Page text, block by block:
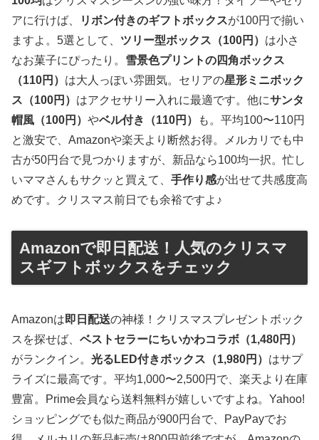
アに行けば、
リボン付きのギフトボックスが100円で揃い
ますよ。5選として、 ツリー型ボックス（100円） は小さ
なお菓子にぴったり。 雪景色プリントの四角ボックス
（110円） は大人っぽい雰囲気。セリアの星形ミニボック
ス（100円） はアクセサリー入れに最適です。他にサンタ
帽風（100円） やベル付き（110円）
も。平均100〜110円
と激安で、Amazonや楽天より断然お得。メルカリでも中
古が50円台で見つかりますが、新品なら100均一択。忙し
いママさんもサクッと買えて、 手作り感が出せて共感度高
めです。クリスマス前日でも余裕ですよ♪
Amazonで即日配送！人気のクリスマ
スギフトボックスをチェック
Amazonは 即日配送の神様！クリスマスプレゼントボック
スを探せば、 ベストセラーにちいかわコラボ（1,480円）
がランクイン。 光るLED付きボックス（1,980円） はサプ
ライズに最高です。平均1,000〜2,500円で、楽天より在庫
豊富。Prime会員なら送料無料が嬉しいですよね。Yahoo!
ショッピングでも似た商品が900円台で、PayPayでお